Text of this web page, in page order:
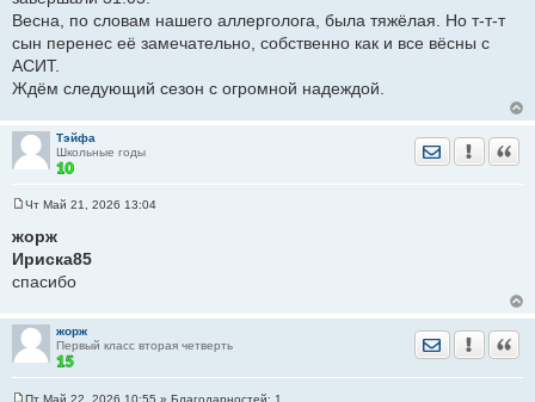
Весна, по словам нашего аллерголога, была тяжёлая. Но т-т-т
сын перенес её замечательно, собственно как и все вёсны с
АСИТ.
Ждём следующий сезон с огромной надеждой.
Тэйфа
Школьные годы
Отправить
о
б
щ
е
и
е
Чт Май 21, 2026 13:04
жорж
Ириска85
спасибо
жорж
Первый класс вторая четверть
Отправить
Пт Май 22, 2026 10:55 » Благодарностей: 1